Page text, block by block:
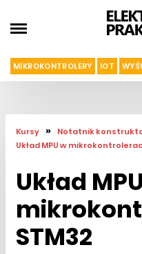
MIKROKONTROLERY IOT
Kursy » Notatnik
Układ MPU w
Układ
STM32